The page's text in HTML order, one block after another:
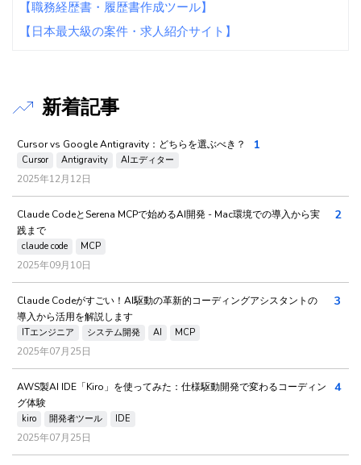
【職務経歴書・履歴書作成ツール】
【日本最大級の案件・求人紹介サイト】
新着記事
Cursor vs Google Antigravity：どちらを選ぶべき？
Cursor Antigravity AIエディター
2025年12月12日
1
Claude CodeとSerena MCPで始めるAI開発 - Mac環境での導入から実
践まで
claude code MCP
2025年09月10日
2
Claude Codeがすごい！AI駆動の革新的コーディングアシスタントの
導入から活用を解説します
ITエンジニア システム開発 AI MCP
2025年07月25日
3
AWS製AI IDE「Kiro」を使ってみた：仕様駆動開発で変わるコーディン
グ体験
kiro 開発者ツール IDE
2025年07月25日
4